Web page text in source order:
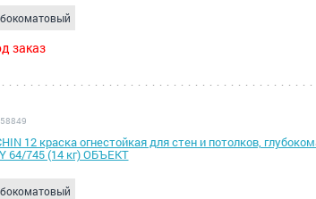
заказ
12 краска огнестойкая для стен и потолков,
64/745 (14 кг) ОБЪЕКТ